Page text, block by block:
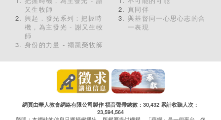
又生牧師
興起．發光系列：把握時
機，為主發光 - 謝又生牧
師
身份的力量 - 禤凱榮牧師
真同伴
與基督同一心思心志的合
一表現
網頁由華人教會網絡有限公司製作 福音聲帶總數：30,432 累計收聽人次：
23,594,564